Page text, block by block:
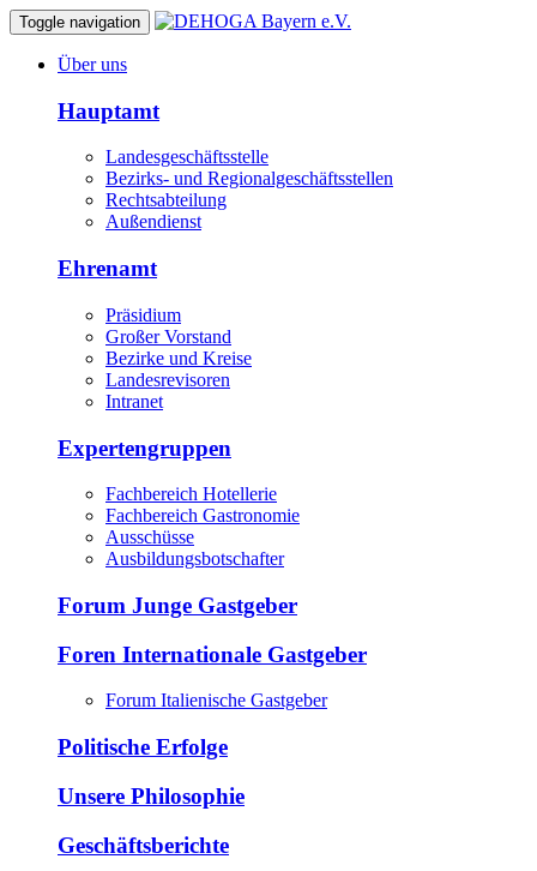
Toggle navigation
Über uns
Hauptamt
Landesgeschäftsstelle
Bezirks- und Regionalgeschäftsstellen
Rechtsabteilung
Außendienst
Ehrenamt
Präsidium
Großer Vorstand
Bezirke und Kreise
Landesrevisoren
Intranet
Expertengruppen
Fachbereich Hotellerie
Fachbereich Gastronomie
Ausschüsse
Ausbildungsbotschafter
Forum Junge Gastgeber
Foren Internationale Gastgeber
Forum Italienische Gastgeber
Politische Erfolge
Unsere Philosophie
Geschäftsberichte